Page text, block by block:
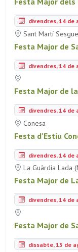
divendres, 14 de
Sant Martí
Festa Major de
divendres, 14 de
Festa Major de
divendres, 14 de
Conesa
Festa d'Estiu
divendres, 14 de
La Guàrdia Lada
Festa Major de
divendres, 14 de
Festa Major de
dissabte, 15 de